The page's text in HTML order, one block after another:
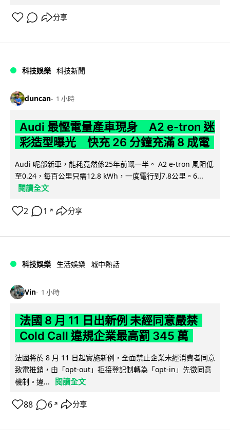
分享
科技娛樂 科技新聞
duncan 1 小時
Audi 最慳電量產車現身 A2 e-tron 迷
彩造型曝光 快充 26 分鐘充滿 8 成電
Audi 呢部新車，能耗竟然係25年前嘅一半。 A2 e-tron 風阻低
至0.24，每百公里只需12.8 kWh，一度電行到7.8公里。6...
閱讀全文
2 1 ↗ 分享
科技娛樂 生活娛樂 城中熱話
Vin 1 小時
法國 8 月 11 日出新例 未經同意嚴禁
Cold Call 違規企業最高罰 345 萬
法國將於 8 月 11 日起實施新例，全面禁止企業未經消費者同意
致電推銷，由「opt-out」拒接登記制轉為「opt-in」先徵同意
機制。違...
閱讀全文
88 6 ↗ 分享